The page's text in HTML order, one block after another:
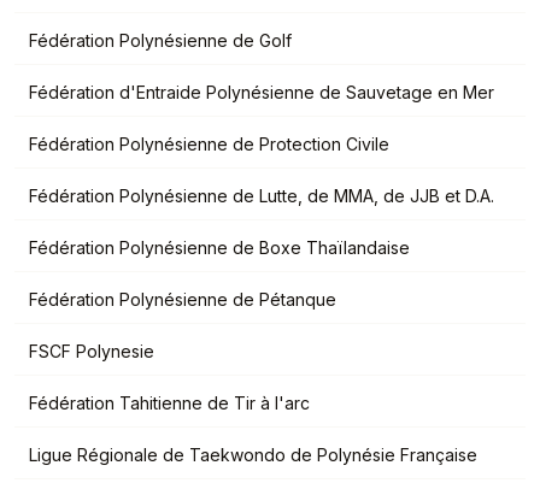
Fédération Polynésienne de Golf
Fédération d'Entraide Polynésienne de Sauvetage en Mer
Fédération Polynésienne de Protection Civile
Fédération Polynésienne de Lutte, de MMA, de JJB et D.A.
Fédération Polynésienne de Boxe Thaïlandaise
Fédération Polynésienne de Pétanque
FSCF Polynesie
Fédération Tahitienne de Tir à l'arc
Ligue Régionale de Taekwondo de Polynésie Française